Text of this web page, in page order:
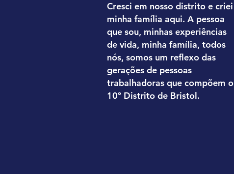
Cresci em nosso distrito e criei
minha família aqui. A pessoa
que sou, minhas experiências
de vida, minha família, todos
nós, somos um reflexo das
gerações de pessoas
trabalhadoras que compõem o
10º Distrito de Bristol.